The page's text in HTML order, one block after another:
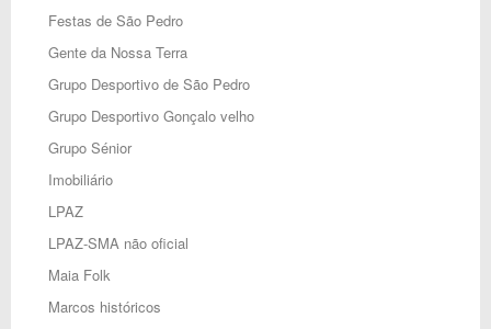
Festas de São Pedro
Gente da Nossa Terra
Grupo Desportivo de São Pedro
Grupo Desportivo Gonçalo velho
Grupo Sénior
Imobiliário
LPAZ
LPAZ-SMA não oficial
Maia Folk
Marcos históricos